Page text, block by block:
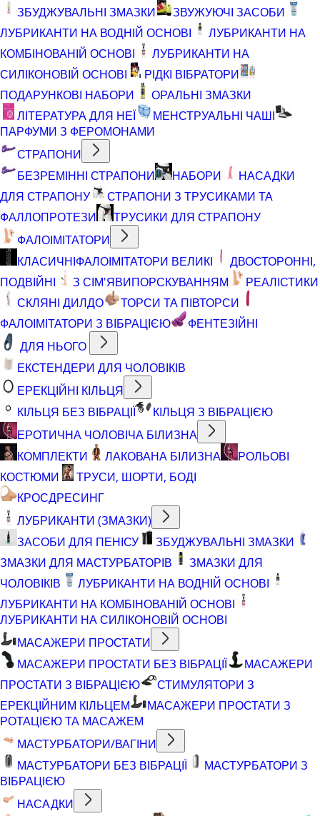
ЗБУДЖУВАЛЬНІ ЗМАЗКИ
ЗВУЖУЮЧІ ЗАСОБИ
ЛУБРИКАНТИ НА ВОДНІЙ ОСНОВІ
ЛУБРИКАНТИ НА
КОМБІНОВАНІЙ ОСНОВІ
ЛУБРИКАНТИ НА
СИЛІКОНОВІЙ ОСНОВІ
РІДКІ ВІБРАТОРИ
ПОДАРУНКОВІ НАБОРИ
ОРАЛЬНІ ЗМАЗКИ
ЛІТЕРАТУРА ДЛЯ НЕЇ
МЕНСТРУАЛЬНІ ЧАШІ
ПАРФУМИ З ФЕРОМОНАМИ
СТРАПОНИ
БЕЗРЕМІННІ СТРАПОНИ
НАБОРИ
НАСАДКИ
ДЛЯ СТРАПОНУ
СТРАПОНИ З ТРУСИКАМИ ТА
ФАЛЛОПРОТЕЗИ
ТРУСИКИ ДЛЯ СТРАПОНУ
ФАЛОІМІТАТОРИ
КЛАСИЧНІФАЛОІМІТАТОРИ ВЕЛИКІ
ДВОСТОРОННІ,
ПОДВІЙНІ
З СІМ'ЯВИПОРСКУВАННЯМ
РЕАЛІСТИКИ
СКЛЯНІ ДИЛДО
ТОРСИ ТА ПІВТОРСИ
ФАЛОІМІТАТОРИ З ВІБРАЦІЄЮ
ФЕНТЕЗІЙНІ
ДЛЯ НЬОГО
ЕКСТЕНДЕРИ ДЛЯ ЧОЛОВІКІВ
ЕРЕКЦІЙНІ КІЛЬЦЯ
КІЛЬЦЯ БЕЗ ВІБРАЦІЇ
КІЛЬЦЯ З ВІБРАЦІЄЮ
ЕРОТИЧНА ЧОЛОВІЧА БІЛИЗНА
КОМПЛЕКТИ
ЛАКОВАНА БІЛИЗНА
РОЛЬОВІ
КОСТЮМИ
ТРУСИ, ШОРТИ, БОДІ
КРОСДРЕСИНГ
ЛУБРИКАНТИ (ЗМАЗКИ)
ЗАСОБИ ДЛЯ ПЕНІСУ
ЗБУДЖУВАЛЬНІ ЗМАЗКИ
ЗМАЗКИ ДЛЯ МАСТУРБАТОРІВ
ЗМАЗКИ ДЛЯ
ЧОЛОВІКІВ
ЛУБРИКАНТИ НА ВОДНІЙ ОСНОВІ
ЛУБРИКАНТИ НА КОМБІНОВАНІЙ ОСНОВІ
ЛУБРИКАНТИ НА СИЛІКОНОВІЙ ОСНОВІ
МАСАЖЕРИ ПРОСТАТИ
МАСАЖЕРИ ПРОСТАТИ БЕЗ ВІБРАЦІЇ
МАСАЖЕРИ
ПРОСТАТИ З ВІБРАЦІЄЮ
СТИМУЛЯТОРИ З
ЕРЕКЦІЙНИМ КІЛЬЦЕМ
МАСАЖЕРИ ПРОСТАТИ З
РОТАЦІЄЮ ТА МАСАЖЕМ
МАСТУРБАТОРИ/ВАГІНИ
МАСТУРБАТОРИ БЕЗ ВІБРАЦІЇ
МАСТУРБАТОРИ З
ВІБРАЦІЄЮ
НАСАДКИ